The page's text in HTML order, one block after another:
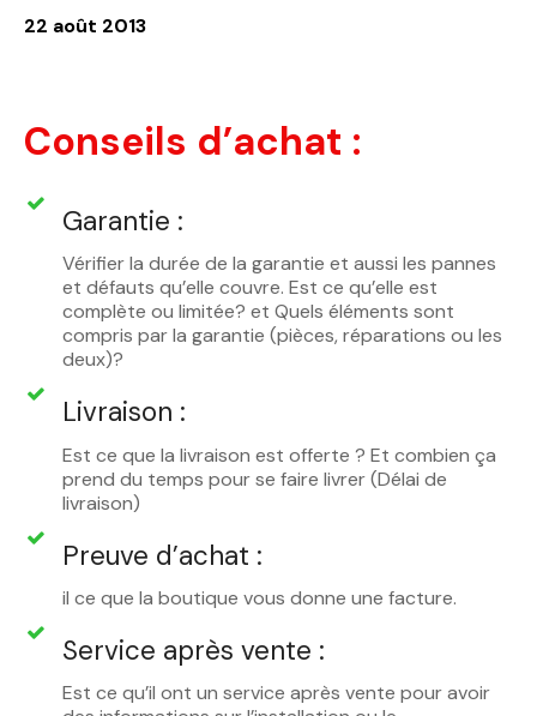
22 août 2013
Conseils d’achat :
Garantie :
Vérifier la durée de la garantie et aussi les pannes
et défauts qu’elle couvre. Est ce qu’elle est
complète ou limitée? et Quels éléments sont
compris par la garantie (pièces, réparations ou les
deux)?
Livraison :
Est ce que la livraison est offerte ? Et combien ça
prend du temps pour se faire livrer (Délai de
livraison)
Preuve d’achat :
il ce que la boutique vous donne une facture.
Service après vente :
Est ce qu’il ont un service après vente pour avoir